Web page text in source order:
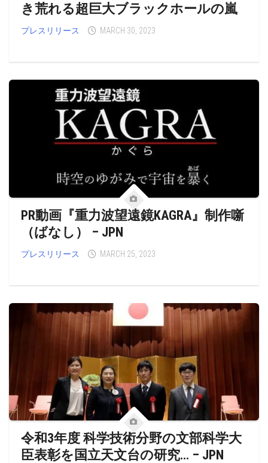
き荒れる超巨大ブラックホールの嵐
プレスリリース MARCH 30, 2023
PR動画『重力波望遠鏡KAGRA』制作噺
（ばなし） – JPN
プレスリリース MARCH 25, 2023
令和3年度 科学技術分野の文部科学大
臣表彰を国立天文台の研究… – JPN